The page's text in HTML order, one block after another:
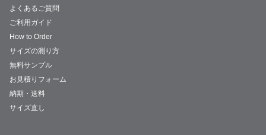
よくあるご質問
ご利用ガイド
How to Order
サイズの測り方
無料サンプル
お見積りフォーム
納期・送料
サイズ直し